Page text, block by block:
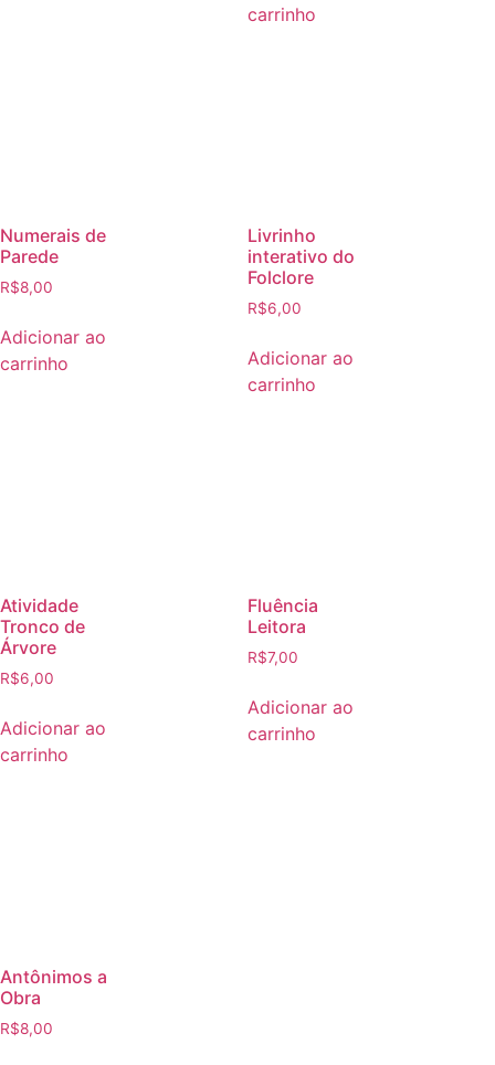
carrinho
Numerais de
Parede
R$8,00
Adicionar ao
carrinho
Livrinho
interativo do
Folclore
R$6,00
Adicionar ao
carrinho
Atividade
Tronco de
Árvore
R$6,00
Adicionar ao
carrinho
Fluência
Leitora
R$7,00
Adicionar ao
carrinho
Antônimos a
Obra
R$8,00